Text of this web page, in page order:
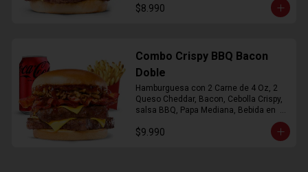
$8.990
Combo Crispy BBQ Bacon
Doble
Hamburguesa con 2 Carne de 4 Oz, 2
Queso Cheddar, Bacon, Cebolla Crispy,
salsa BBQ, Papa Mediana, Bebida en
$9.990